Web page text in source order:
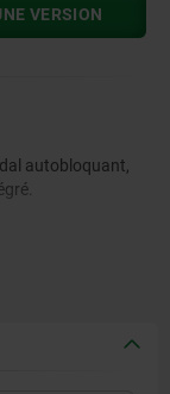
VERSION
autobloquant,